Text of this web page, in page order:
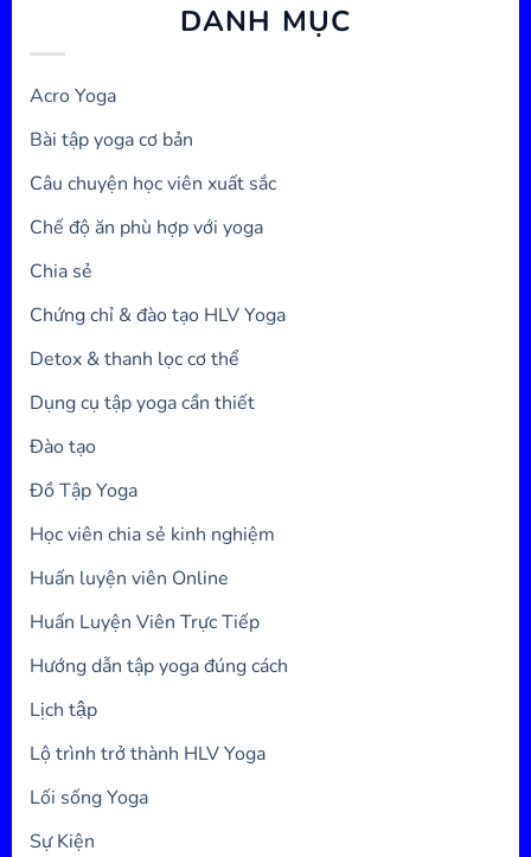
DANH MỤC
Acro Yoga
Bài tập yoga cơ bản
Câu chuyện học viên xuất sắc
Chế độ ăn phù hợp với yoga
Chia sẻ
Chứng chỉ & đào tạo HLV Yoga
Detox & thanh lọc cơ thể
Dụng cụ tập yoga cần thiết
Đào tạo
Đồ Tập Yoga
Học viên chia sẻ kinh nghiệm
Huấn luyện viên Online
Huấn Luyện Viên Trực Tiếp
Hướng dẫn tập yoga đúng cách
Lịch tập
Lộ trình trở thành HLV Yoga
Lối sống Yoga
Sự Kiện